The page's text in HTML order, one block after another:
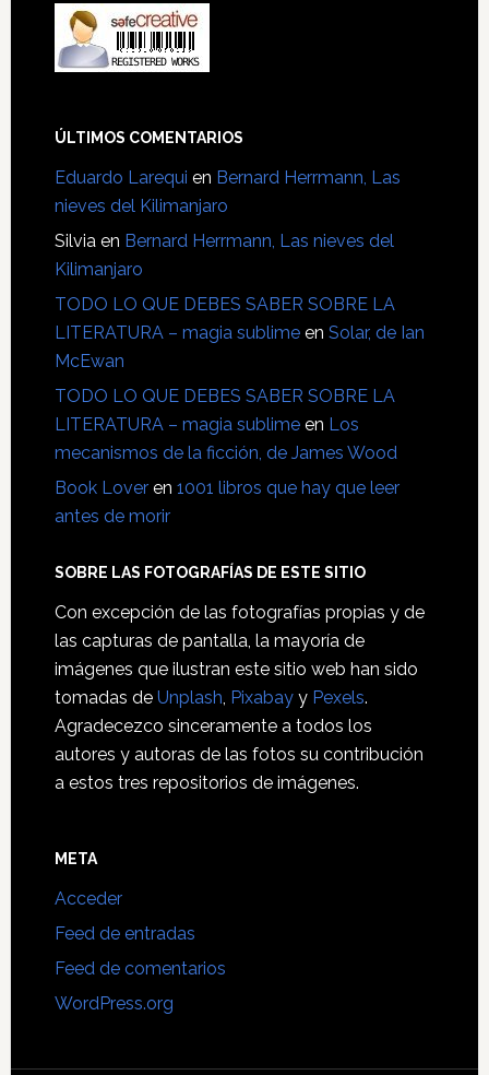
ÚLTIMOS COMENTARIOS
Eduardo Larequi en Bernard Herrmann, Las
nieves del Kilimanjaro
Silvia en Bernard Herrmann, Las nieves del
Kilimanjaro
TODO LO QUE DEBES SABER SOBRE LA
LITERATURA – magia sublimeen Solar, de Ian
McEwan
TODO LO QUE DEBES SABER SOBRE LA
LITERATURA – magia sublimeen Los
mecanismos de la ficción, de James Wood
Book Loveren 1001 libros que hay que leer
antes de morir
SOBRE LAS FOTOGRAFÍAS DE ESTE SITIO
Con excepción de las fotografías propias y de
las capturas de pantalla, la mayoría de
imágenes que ilustran este sitio web han sido
tomadas de Unplash Pixabayy Pexels.
Agradecezco sinceramente a todos los
autores y autoras de las fotos su contribución
a estos tres repositorios de imágenes.
META
Acceder
Feed de entradas
Feed de comentarios
WordPress.org